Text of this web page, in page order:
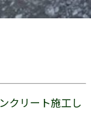
クリート施工し